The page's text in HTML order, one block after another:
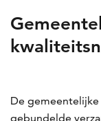
De
gebundelde